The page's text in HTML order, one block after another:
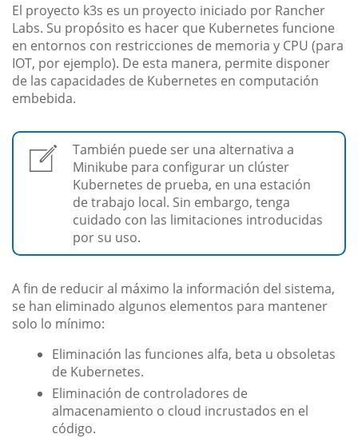
El proyecto k3s es un proyecto iniciado por Rancher
Labs. Su propósito es hacer que Kubernetes funcione
en entornos con restricciones de memoria y CPU (para
IOT, por ejemplo). De esta manera, permite disponer
de las capacidades de Kubernetes en computación
embebida.
También puede ser una alternativa a
Minikube para configurar un clúster
Kubernetes de prueba, en una estación
de trabajo local. Sin embargo, tenga
cuidado con las limitaciones introducidas
por su uso.
A fin de reducir al máximo la información del sistema,
se han eliminado algunos elementos para mantener
solo lo mínimo:
Eliminación las funciones alfa, beta u obsoletas
de Kubernetes.
Eliminación de controladores de
almacenamiento o cloud incrustados en el
código.